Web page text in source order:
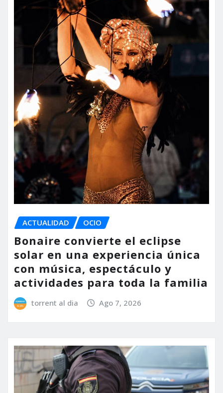
ACTUALIDAD OCIO
Bonaire convierte el eclipse
solar en una experiencia única
con música, espectáculo y
actividades para toda la familia
torrent al dia Ago 7, 2026